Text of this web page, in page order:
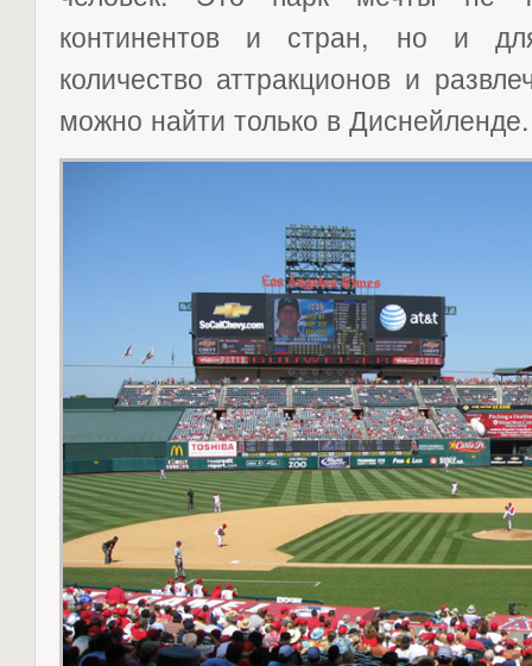
континентов и стран, но и
количество аттракционов и
можно найти только в Диснейленде.